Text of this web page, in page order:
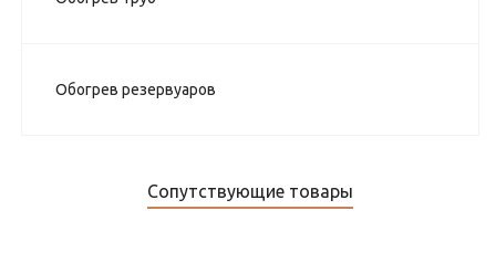
Обогрев резервуаров
Сопутствующие товары